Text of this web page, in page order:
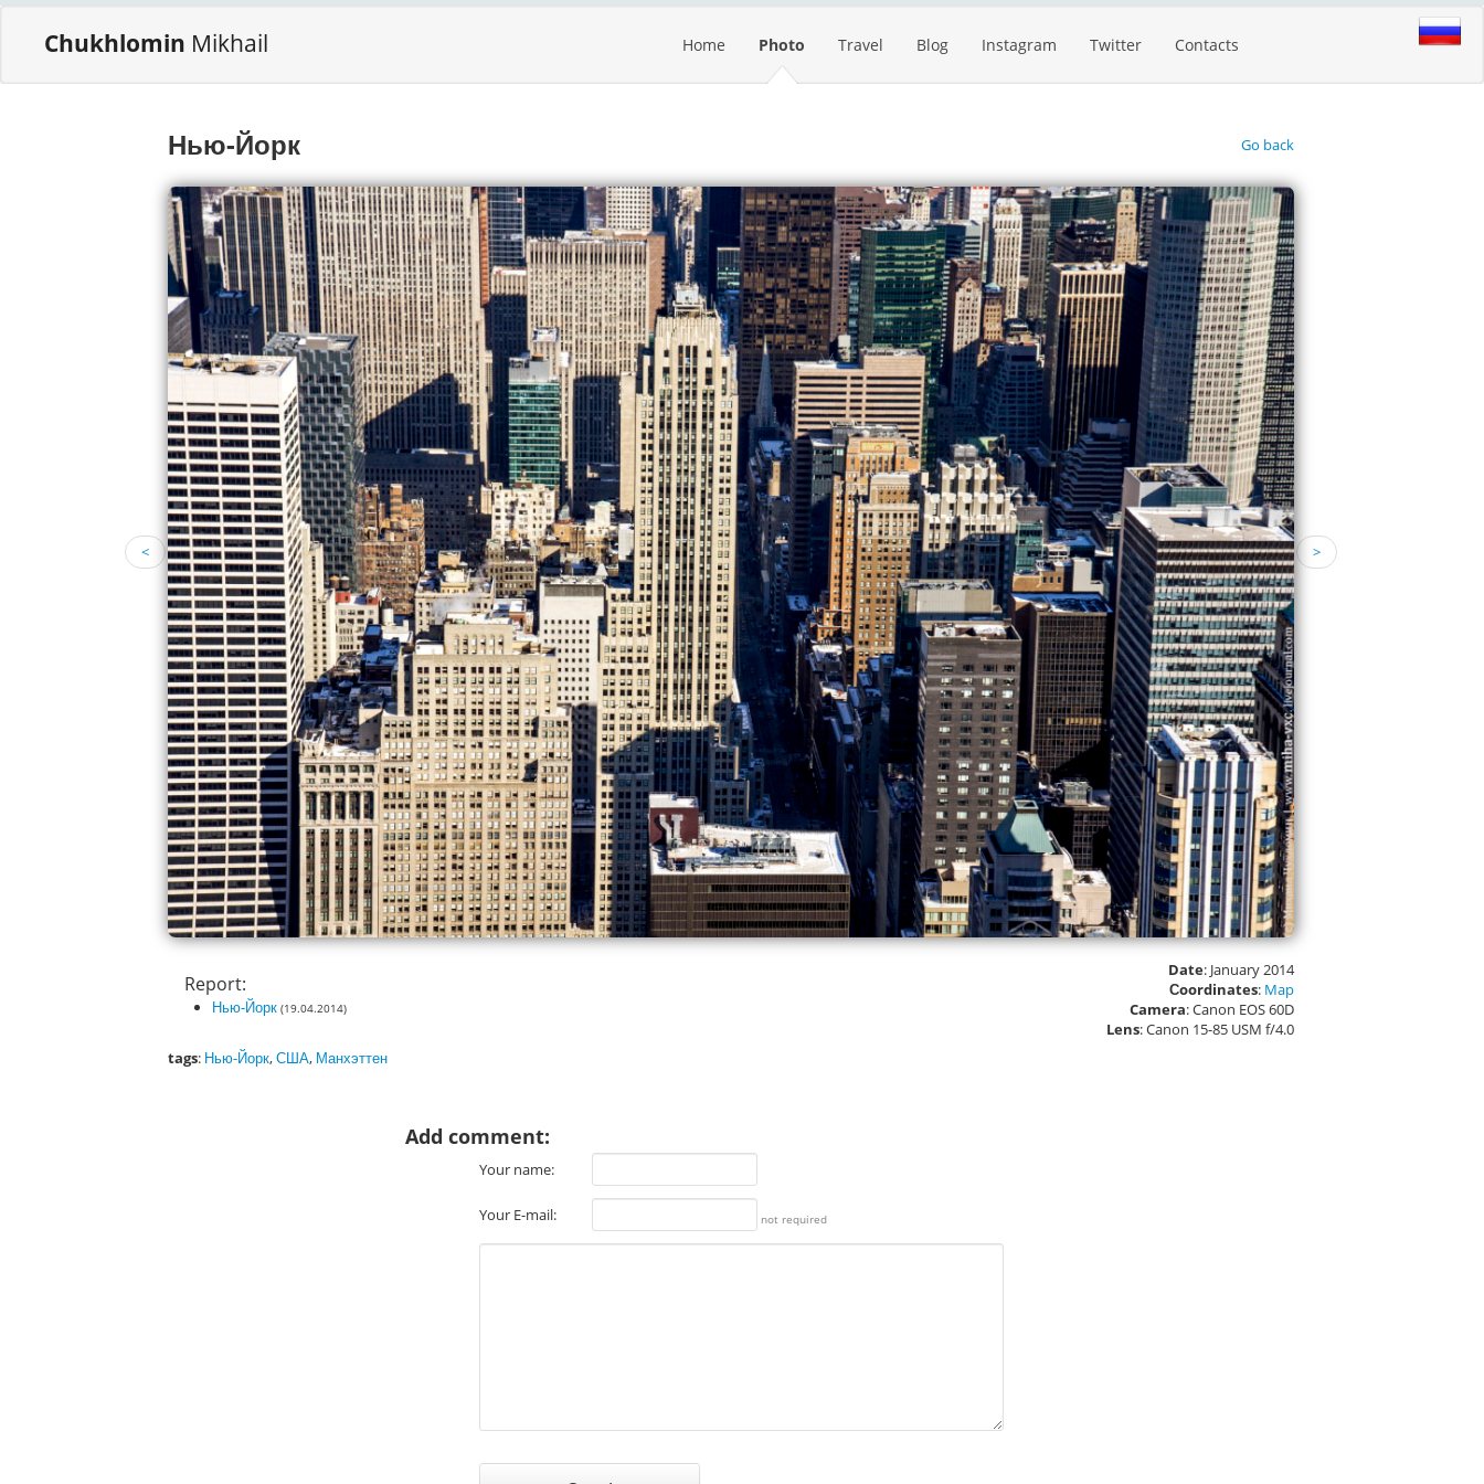
Chukhlomin Mikhail Home Photo Travel Blog Instagram Twitter Contacts
Нью-Йорк Go back
< >
Report:
Нью-Йорк (19.04.2014)
tags: Нью-Йорк,США, Манхэттен
Date: January 2014
Сoordinates: Map
Camera: Canon EOS 60D
Lens: Canon 15-85 USM f/4.0
Add comment:
Your name:
Your E-mail: not required